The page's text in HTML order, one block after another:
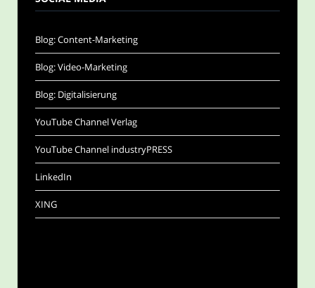
Blog: Content-Marketing
Blog: Video-Marketing
Blog: Digitalisierung
YouTube Channel Verlag
YouTube Channel industryPRESS
LinkedIn
XING